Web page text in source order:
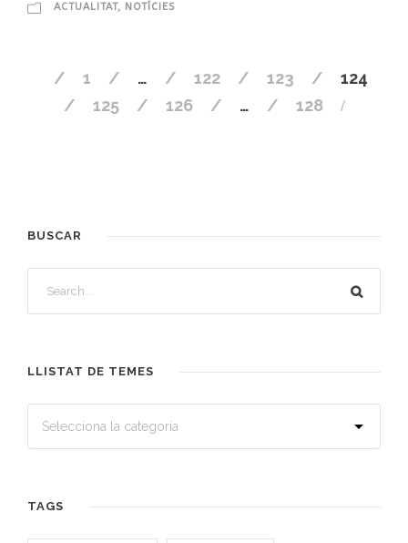
ACTUALITAT, NOTÍCIES
1 … 122 123
124
125
126 … 128
BUSCAR
LLISTAT DE TEMES
TAGS